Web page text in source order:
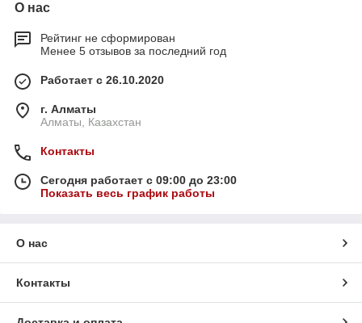
О нас
Рейтинг не сформирован
Менее 5 отзывов за последний год
Работает с 26.10.2020
г. Алматы
Алматы, Казахстан
Контакты
Сегодня работает с 09:00 до 23:00
Показать весь график работы
О нас
Контакты